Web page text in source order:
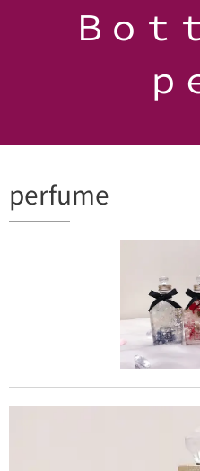
💛 Ｂｏ
ｐ
perfume